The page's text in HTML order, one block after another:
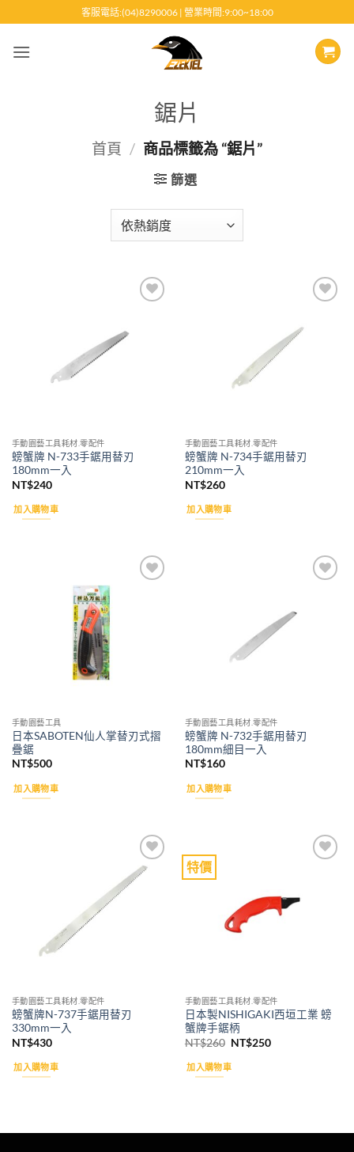
至
客服電話:(04)8290006 | 營業時間:9:00~18:00
鋸片
首頁 / 商品標籤為 “鋸片”
篩選
手動園藝工具耗材.零配件
螃蟹牌 N-733手鋸用替刃
180mm一入
NT$240
加入購物車
手動園藝工具耗材.零配件
螃蟹牌 N-734手鋸用替刃
210mm一入
NT$260
加入購物車
手動園藝工具
日本SABOTEN仙人掌替刃式摺
疊鋸
NT$500
加入購物車
手動園藝工具耗材.零配件
螃蟹牌 N-732手鋸用替刃
180mm細目一入
NT$160
加入購物車
Add to
wishlist
手動園藝工具耗材.零配件
螃蟹牌N-737手鋸用替刃
330mm一入
NT$430
加入購物車
特價
手動園藝工具耗材.零配件
日本製NISHIGAKI西垣工業 螃
蟹牌手鋸柄
NT$260 原
價
格：
NT$250目
加入購物車